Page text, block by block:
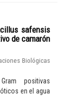
safensis
de camarón
Biológicas
positivas
en el agua